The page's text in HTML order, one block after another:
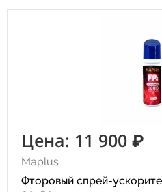
Цена: 11 900 ₽
Maplus
Фторовый спрей-